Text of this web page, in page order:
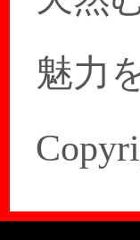
魅力